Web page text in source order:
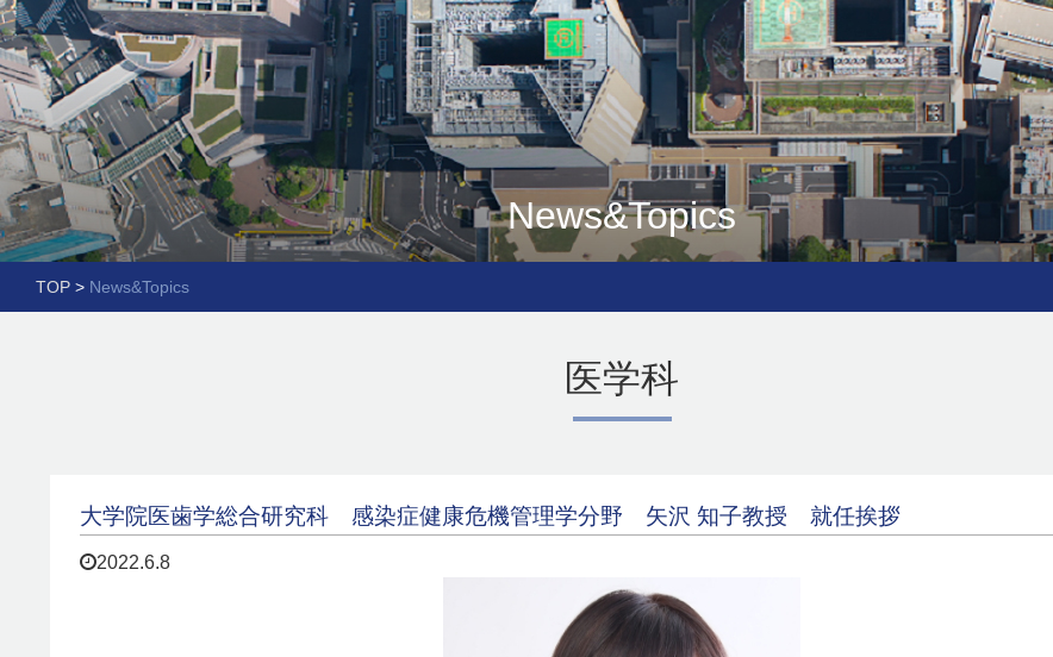
News&Topics
TOP > News&Topics
医学科
大学院医歯学総合研究科 感染症健康危機管理学分野 矢沢 知子教授 就任挨拶
2022.6.8